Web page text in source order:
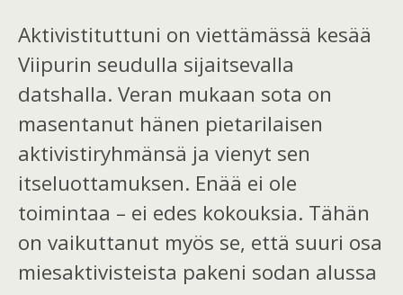
Aktivistituttuni on viettämässä kesää
Viipurin seudulla sijaitsevalla
datshalla. Veran mukaan sota on
masentanut hänen pietarilaisen
aktivistiryhmänsä ja vienyt sen
itseluottamuksen. Enää ei ole
toimintaa – ei edes kokouksia. Tähän
on vaikuttanut myös se, että suuri osa
miesaktivisteista pakeni sodan alussa